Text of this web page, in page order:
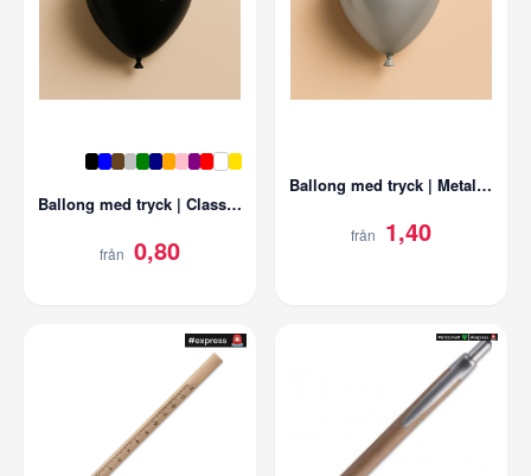
Ballong med tryck | Classic färger
från 0,80
Ballong med tryck | Metallic färger
från 1,40